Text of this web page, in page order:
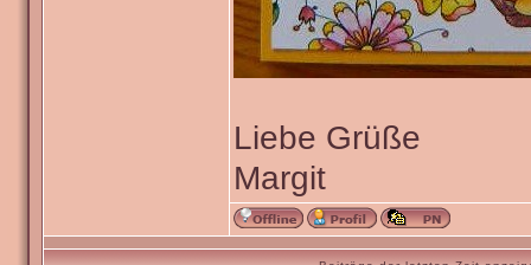
Liebe Grüße
Margit